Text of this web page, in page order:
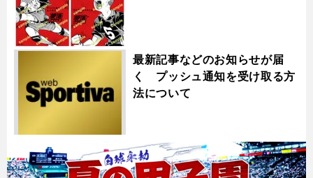
最新記事などのお知らせが届
く プッシュ通知を受け取る方
法について